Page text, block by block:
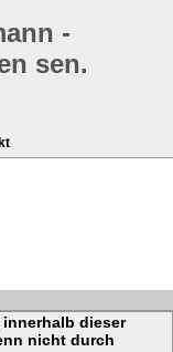
-
sen.
dieser
nicht durch